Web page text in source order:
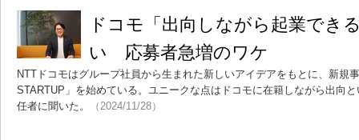
ドコモ「出向しながら起業でき
い 応募者急増のワケ
NTTドコモはグループ社員から生まれた新しいアイデアをもとに、新規
STARTUP」を始めている。ユニークな点はドコモに在籍しながら出向
任者に聞いた。
（2024/11/28）